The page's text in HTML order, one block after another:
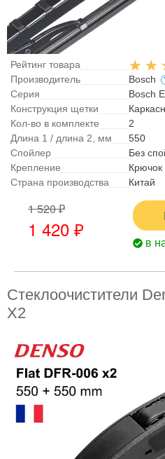
Рейтинг товара
Производитель
Bosch
Серия
Bosch
Конструкция щетки
Кол-во в комплекте
2
Длина 1 / длина 2, мм
550
Спойлер
Без
Крепление
Крючок
Страна производства
Китай
1 520 ₽
1 420 ₽
в
Стеклоочистители
X2